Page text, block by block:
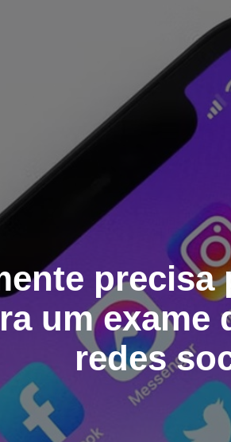
um exame
redes